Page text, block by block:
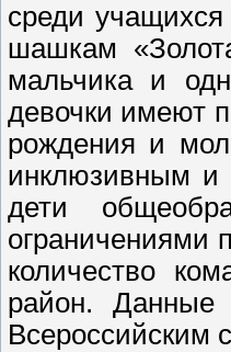
среди
шашкам
мальчика и
девочки имеют
рождения и
инклюзивным и
дети
ограничениями
количество
район. Данные
Всероссийским